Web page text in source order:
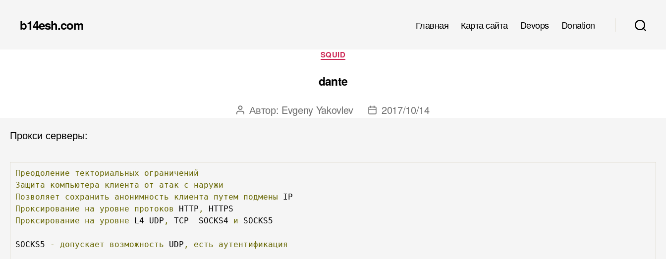
b14esh.com Главная Карта сайта Devops
Donation
Рубрики
SQUID
dante
Автор
Автор: Evgeny Yakovlev
Дата2017/10/14
Прокси серверы:
Преодоление текториальных
ограничений
Защита
компьютера клиента от атак с
наружи
Позволяет
сохранить анонимность клиента путем подмены
Проксирование
на уровне протоков HTTP ,
Проксирование
на уровне L4 UDP , TCP  SOCKS4 и SOCKS5
SOCKS5 - допускает возможность UDP , есть аутентификация